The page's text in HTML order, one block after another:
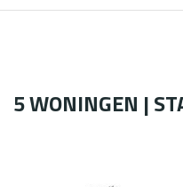
5 WONINGEN |